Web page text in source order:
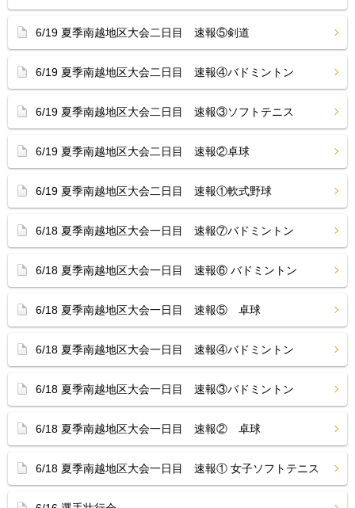
6/19 夏季南越地区大会二日目 速報⑤剣道
6/19 夏季南越地区大会二日目 速報④バドミントン
6/19 夏季南越地区大会二日目 速報③ソフトテニス
6/19 夏季南越地区大会二日目 速報②卓球
6/19 夏季南越地区大会二日目 速報①軟式野球
6/18 夏季南越地区大会一日目 速報⑦バドミントン
6/18 夏季南越地区大会一日目 速報⑥ バドミントン
6/18 夏季南越地区大会一日目 速報⑤ 卓球
6/18 夏季南越地区大会一日目 速報④バドミントン
6/18 夏季南越地区大会一日目 速報③バドミントン
6/18 夏季南越地区大会一日目 速報② 卓球
6/18 夏季南越地区大会一日目 速報① 女子ソフトテニス